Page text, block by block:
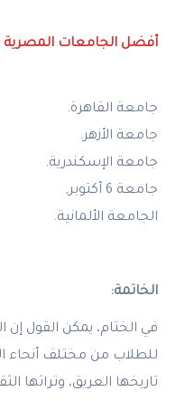
أفضل الجامعات
جامعة القاهرة.
جامعة الأزهر.
جامعة الإسكندرية.
جامعة 6 أكتوبر,
الجامعة الألمانية.
الخاتمة:
في الختام، يمكن القول
للطلاب من مختلف أنحاء
تاريخها العريق، وتراثها